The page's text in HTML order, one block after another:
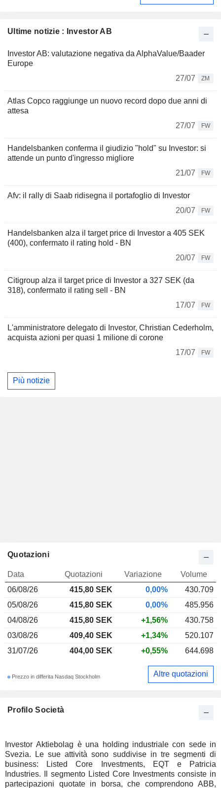
Ultime notizie : Investor AB
Investor AB: valutazione negativa da AlphaValue/Baader
Europe
27/07
ZM
Atlas Copco raggiunge un nuovo record dopo due anni di
attesa
27/07
FW
Handelsbanken conferma il giudizio "hold" su Investor: si
attende un punto d'ingresso migliore
21/07
FW
Afv: il rally di Saab ridisegna il portafoglio di Investor
20/07
FW
Handelsbanken alza il target price di Investor a 405 SEK
(400), confermato il rating hold - BN
20/07
FW
Citigroup alza il target price di Investor a 327 SEK (da
318), confermato il rating sell - BN
17/07
FW
L'amministratore delegato di Investor, Christian Cederholm,
acquista azioni per quasi 1 milione di corone
17/07
FW
Più notizie
Profilo Società
Investor Aktiebolag è una holding industriale con sede in
Svezia. Le sue attività sono suddivise in tre segmenti di
business: Listed Core Investments, EQT e Patricia
Industries. Il segmento Listed Core Investments consiste in
partecipazioni quotate in borsa, che comprendono ABB,
Quotazioni
Data Quotazioni Variazione
Volume
06/08/26
415,80 SEK 0,00%
430.709
05/08/26
415,80 SEK 0,00%
485.956
04/08/26
415,80 SEK +1,56%
430.758
03/08/26
409,40 SEK +1,34%
520.107
31/07/26
404,00 SEK +0,55% 644.698
Prezzo in differita Nasdaq Stockholm Altre quotazioni